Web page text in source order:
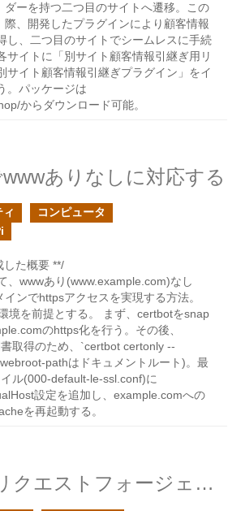
ダーを持つ二つ目のサイトへ遷移。この
際、開発したプラグインにより顧客情報
し、二つ目のサイトでシームレスに手続
サイトに「別サイト顧客情報引継ぎ用リ
サイト顧客情報引継ぎプラグイン」をイ
。パッケージは
からダウンロード可能。
ありなしに対応する
コンピュータ
した概要 **/
、wwwあり(www.example.com)なし
ンでhttpsアクセスを実現する方法。
境を前提とする。 まず、certbotをsnap
のhttps化を行う。その後、
取得のため、`certbot certonly --
pathはドキュメントルート)。最
ル(000-default-le-ssl.conf)に
設定を追加し、example.comへの
を再起動する。
クロスサイトリクエストフォージェリを回避する方法を探る